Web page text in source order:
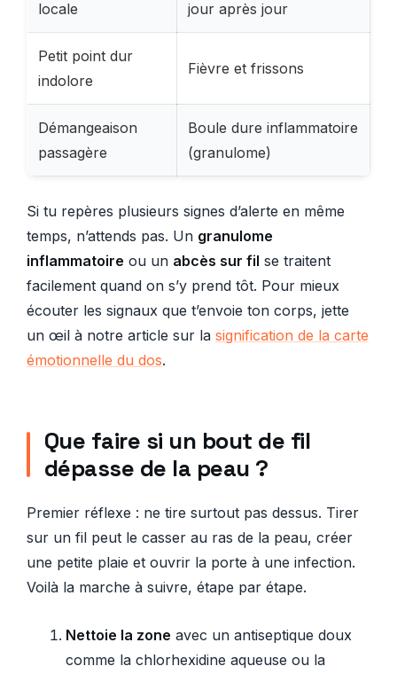
locale
jour après jour
Petit point dur
indolore
Fièvre et frissons
Démangeaison
passagère
Boule dure inflammatoire
(granulome)
Si tu repères plusieurs signes d’alerte en même
temps, n’attends pas. Un granulome
inflammatoire ou un abcès sur fil se traitent
facilement quand on s’y prend tôt. Pour mieux
écouter les signaux que t’envoie ton corps, jette
un œil à notre article sur la signification de la carte
émotionnelle du dos.
Que faire si un bout de fil
dépasse de la peau ?
Premier réflexe : ne tire surtout pas dessus. Tirer
sur un fil peut le casser au ras de la peau, créer
une petite plaie et ouvrir la porte à une infection.
Voilà la marche à suivre, étape par étape.
Nettoie la zone avec un antiseptique doux
comme la chlorhexidine aqueuse ou la